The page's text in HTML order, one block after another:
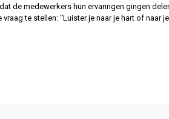
medewerkers hun ervaringen gingen
te stellen: “Luister je naar je hart of naar